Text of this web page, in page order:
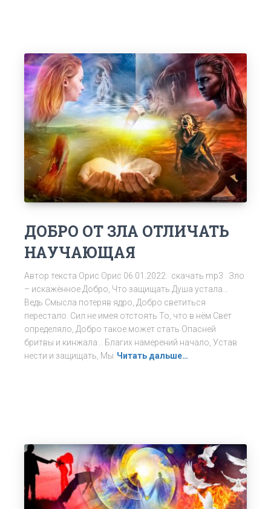
ДОБРО ОТ ЗЛА ОТЛИЧАТЬ
НАУЧАЮЩАЯ
Автор текста Орис Орис 06.01.2022 скачать mp3 Зло
– искажённое Добро, Что защищать Душа устала…
Ведь Смысла потеряв ядро, Добро светиться
перестало. Сил не имея отстоять То, что в нём Свет
определяло, Добро такое может стать Опасней
бритвы и кинжала… Благих намерений начало, Устав
нести и защищать, Мы Читать дальше…